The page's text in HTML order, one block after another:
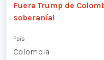
Fuera Trump de
soberanía!
País
Colombia